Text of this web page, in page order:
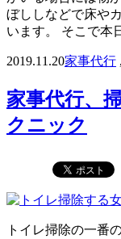
ぼししなどで床や
います。 そこで本
2019.11.20家事代行 ,
家事代行、
クニック
トイレ掃除の一番